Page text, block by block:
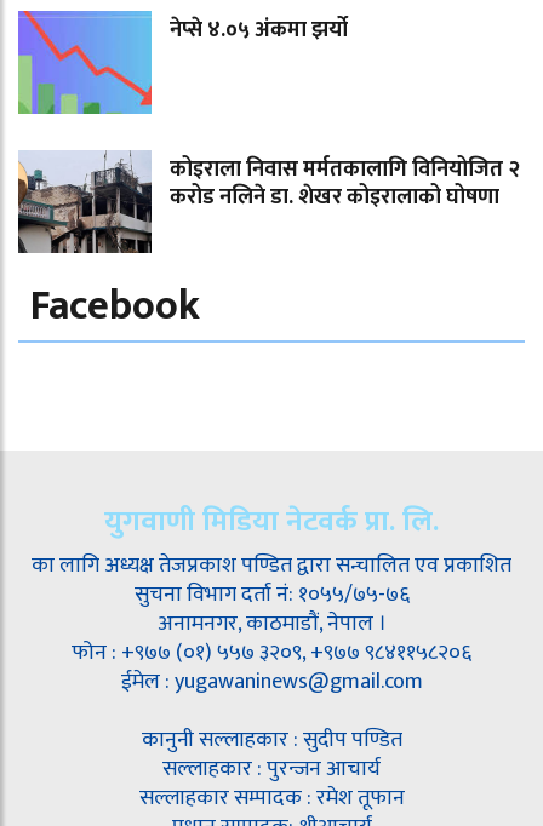
नेप्से ४.०५ अंकमा झर्यो
कोइराला निवास मर्मतकालागि विनियोजित २
करोड नलिने डा. शेखर कोइरालाको घोषणा
Facebook
युगवाणी मिडिया नेटवर्क प्रा. लि.
का लागि अध्यक्ष तेजप्रकाश पण्डित द्वारा सन्चालित एव प्रकाशित
सुचना विभाग दर्ता नं: १०५५/७५-७६
अनामनगर, काठमाडौं, नेपाल ।
फोन : +९७७ (०१) ५५७ ३२०९, +९७७ ९८४११५८२०६
ईमेल : yugawaninews@gmail.com
कानुनी सल्लाहकार : सुदीप पण्डित
सल्लाहकार : पुरन्जन आचार्य
सल्लाहकार सम्पादक : रमेश तूफान